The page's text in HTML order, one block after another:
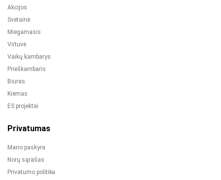
Akcijos
Svetainė
Miegamasis
Virtuvė
Vaikų kambarys
Prieškambaris
Biuras
Kiemas
ES projektai
Privatumas
Mano paskyra
Norų sąrašas
Privatumo politika